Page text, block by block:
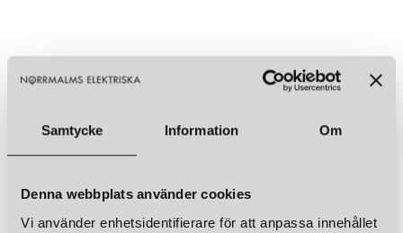
Samtycke Information Om
Denna webbplats använder cookies
Vi använder enhetsidentifierare för att anpassa innehållet